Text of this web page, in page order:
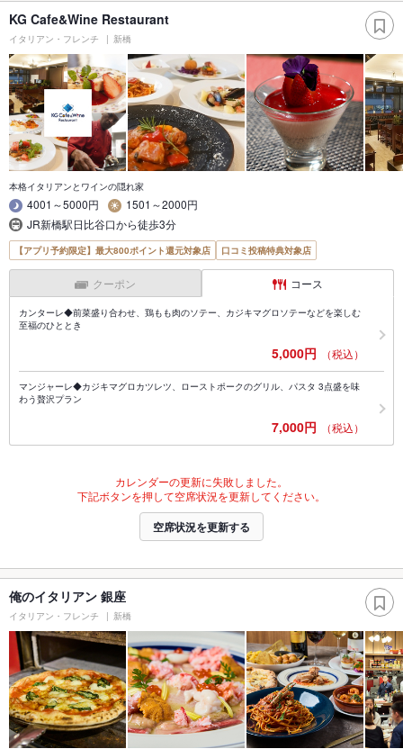
KG Cafe&Wine Restaurant
イタリアン・フレンチ 新橋
本格イタリアンとワインの隠れ家
4001～5000円
1501～2000円
JR新橋駅日比谷口から徒歩3分
【アプリ予約限定】最大800ポイント還元対象店 口コミ投稿特典対象店
クーポン コース
カンターレ◆前菜盛り合わせ、鶏もも肉のソテー、カジキマグロソテーなどを楽しむ
至福のひととき
5,000円 （税込）
マンジャーレ◆カジキマグロカツレツ、ローストポークのグリル、パスタ 3点盛を味
わう贅沢プラン
7,000円 （税込）
カレンダーの更新に失敗しました。
下記ボタンを押して空席状況を更新してください。
空席状況を更新する
俺のイタリアン 銀座
イタリアン・フレンチ 新橋